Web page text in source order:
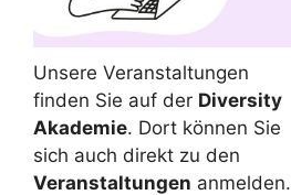
Unsere Veranstaltungen
finden Sie auf der Diversity
Akademie. Dort können Sie
sich auch direkt zu den
Veranstaltungen anmelden.